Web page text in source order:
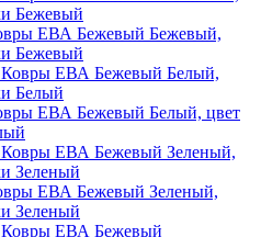
ЕВА Бежевый Бежевый,
Бежевый
ЕВА Бежевый Белый, цвет
ЕВА Бежевый Зеленый,
Зеленый